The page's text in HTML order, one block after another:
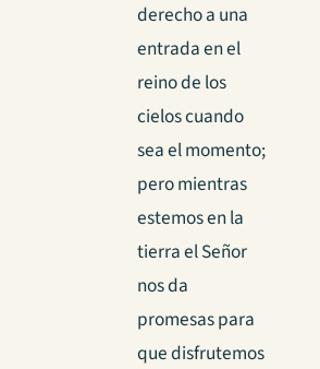
derecho a una
entrada en el
reino de los
cielos cuando
sea el momento;
pero mientras
estemos en la
tierra el Señor
nos da
promesas para
que disfrutemos